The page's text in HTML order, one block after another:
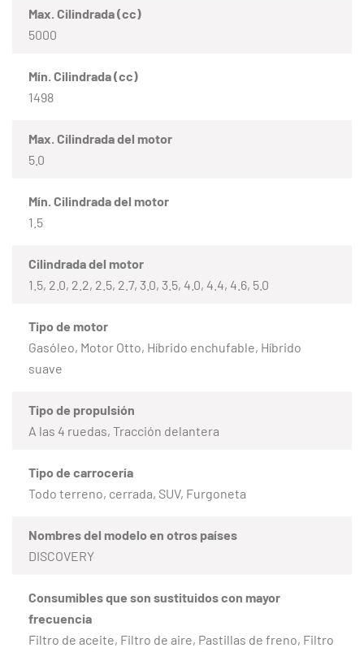
Max. Cilindrada (cc)
5000
Mín. Cilindrada (cc)
1498
Max. Cilindrada del motor
5.0
Mín. Cilindrada del motor
1.5
Cilindrada del motor
1.5, 2.0, 2.2, 2.5, 2.7, 3.0, 3.5, 4.0, 4.4, 4.6, 5.0
Tipo de motor
Gasóleo, Motor Otto, Híbrido enchufable, Híbrido
suave
Tipo de propulsión
A las 4 ruedas, Tracción delantera
Tipo de carrocería
Todo terreno, cerrada, SUV, Furgoneta
Nombres del modelo en otros países
DISCOVERY
Consumibles que son sustituidos con mayor
frecuencia
Filtro de aceite, Filtro de aire, Pastillas de freno, Filtro